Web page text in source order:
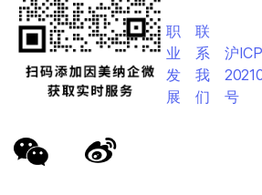
职
业
发
展
联
系
我
们
沪
号